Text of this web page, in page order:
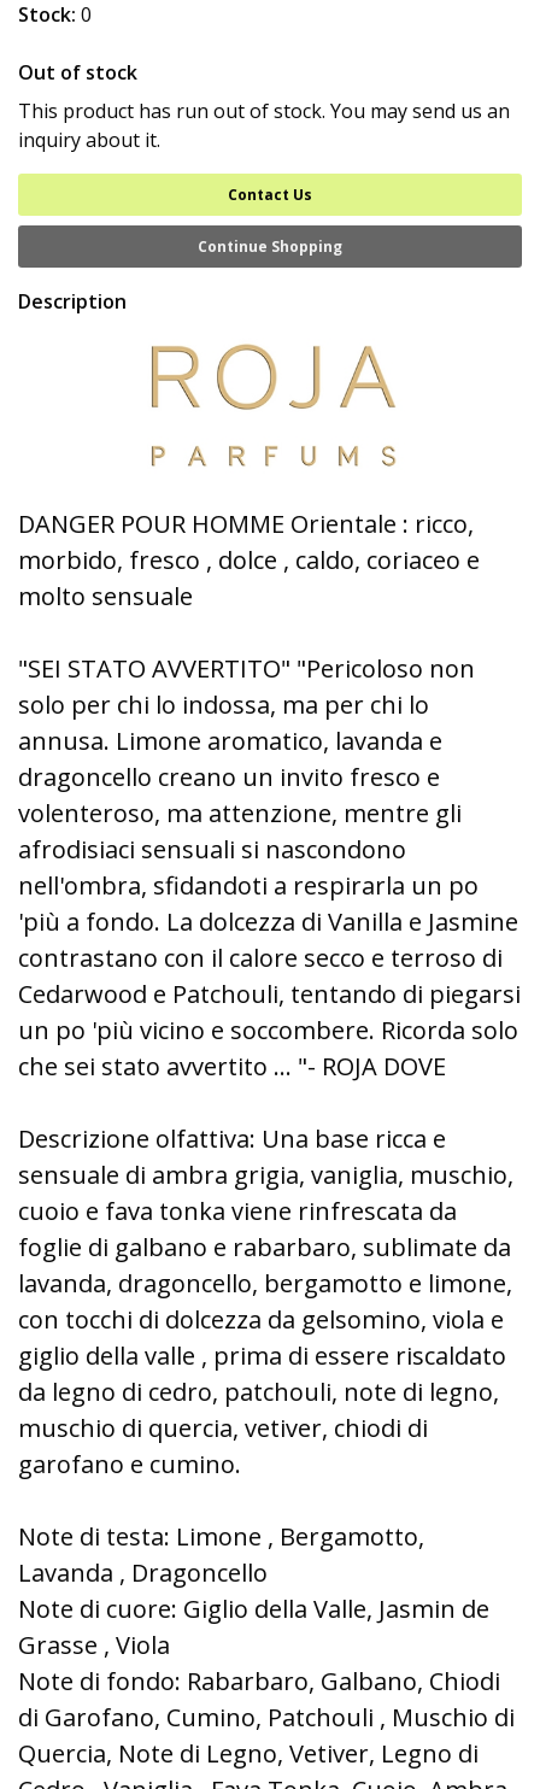
Stock: 0
Out of stock
This product has run out of stock. You may send us an
inquiry about it.
Contact Us
Continue Shopping
Description
DANGER POUR HOMME Orientale : ricco,
morbido, fresco , dolce , caldo, coriaceo e
molto sensuale
"SEI STATO AVVERTITO" "Pericoloso non
solo per chi lo indossa, ma per chi lo
annusa. Limone aromatico, lavanda e
dragoncello creano un invito fresco e
volenteroso, ma attenzione, mentre gli
afrodisiaci sensuali si nascondono
nell'ombra, sfidandoti a respirarla un po
'più a fondo. La dolcezza di Vanilla e Jasmine
contrastano con il calore secco e terroso di
Cedarwood e Patchouli, tentando di piegarsi
un po 'più vicino e soccombere. Ricorda solo
che sei stato avvertito ... "- ROJA DOVE
Descrizione olfattiva: Una base ricca e
sensuale di ambra grigia, vaniglia, muschio,
cuoio e fava tonka viene rinfrescata da
foglie di galbano e rabarbaro, sublimate da
lavanda, dragoncello, bergamotto e limone,
con tocchi di dolcezza da gelsomino, viola e
giglio della valle , prima di essere riscaldato
da legno di cedro, patchouli, note di legno,
muschio di quercia, vetiver, chiodi di
garofano e cumino.
Note di testa: Limone , Bergamotto,
Lavanda , Dragoncello
Note di cuore: Giglio della Valle, Jasmin de
Grasse , Viola
Note di fondo: Rabarbaro, Galbano, Chiodi
di Garofano, Cumino, Patchouli , Muschio di
Quercia, Note di Legno, Vetiver, Legno di